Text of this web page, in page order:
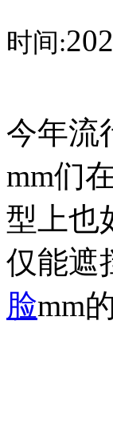
时间:
今年流
mm们
型上也
仅能遮
脸mm